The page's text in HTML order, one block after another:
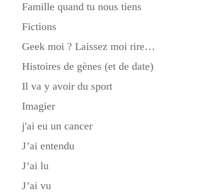
Famille quand tu nous tiens
Fictions
Geek moi ? Laissez moi rire…
Histoires de gènes (et de date)
Il va y avoir du sport
Imagier
j'ai eu un cancer
J’ai entendu
J’ai lu
J’ai vu